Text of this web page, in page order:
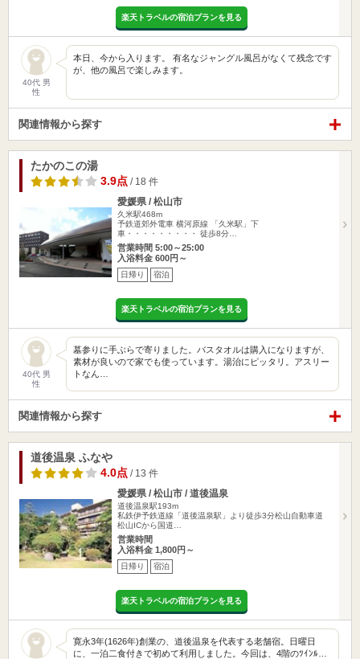
楽天トラベルの宿泊プランを見る
40代 男
性
本日、今から入ります。 有名なジャングル風呂がなくて残念です
が、他の風呂で楽しみます。
関連情報から探す
たかのこの湯
3.9点 / 18 件
愛媛県 / 松山市
久米駅468m
予鉄道郊外電車 横河原線 「久米駅」下
車・・・・・・・・・ 徒歩8分…
営業時間 5:00～25:00
入浴料金 600円～
日帰り 宿泊
楽天トラベルの宿泊プランを見る
40代 男
性
墓参りに手ぶらで寄りました。バスタオルは購入になりますが、
素材が良いので家でも使っています。湯治にピッタリ。アスリー
トなん…
関連情報から探す
道後温泉 ふなや
4.0点 / 13 件
愛媛県 / 松山市 / 道後温泉
道後温泉駅193m
私鉄伊予鉄道線「道後温泉駅」より徒歩3分松山自動車道
松山ICから国道…
営業時間
入浴料金 1,800円～
日帰り 宿泊
楽天トラベルの宿泊プランを見る
寛永3年(1626年)創業の、道後温泉を代表する老舗宿。日曜日
に、一泊二食付きで初めて利用しました。今回は、4階のﾂｲﾝﾙ…